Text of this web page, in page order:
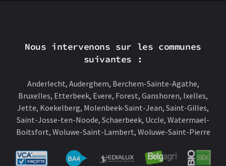
Nous intervenons sur les communes
suivantes :
Anderlecht, Auderghem, Berchem-Sainte-Agathe,
Bruxelles, Etterbeek, Evere, Forest, Ganshoren, Ixelles,
Jette, Koekelberg, Molenbeek-Saint-Jean, Saint-Gilles,
Saint-Josse-ten-Noode, Schaerbeek, Uccle, Watermael-
Boitsfort, Woluwe-Saint-Lambert, Woluwe-Saint-Pierre